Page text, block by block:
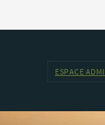
ESPACE